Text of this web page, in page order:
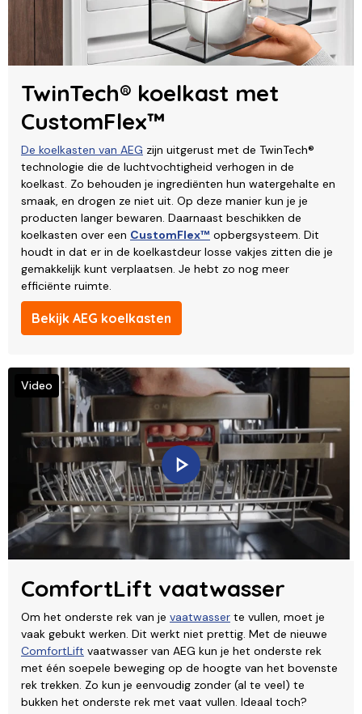
TwinTech® koelkast met
CustomFlex™
De koelkasten van AEG zijn uitgerust met de TwinTech®
technologie die de luchtvochtigheid verhogen in de
koelkast. Zo behouden je ingrediënten hun watergehalte en
smaak, en drogen ze niet uit. Op deze manier kun je je
producten langer bewaren. Daarnaast beschikken de
koelkasten over een CustomFlex™ opbergsysteem. Dit
houdt in dat er in de koelkastdeur losse vakjes zitten die je
gemakkelijk kunt verplaatsen. Je hebt zo nog meer
efficiënte ruimte.
Bekijk AEG koelkasten
ComfortLift vaatwasser
Om het onderste rek van je vaatwasser te vullen, moet je
vaak gebukt werken. Dit werkt niet prettig. Met de nieuwe
ComfortLift vaatwasser van AEG kun je het onderste rek
met één soepele beweging op de hoogte van het bovenste
rek trekken. Zo kun je eenvoudig zonder (al te veel) te
bukken het onderste rek met vaat vullen. Ideaal toch?
Video